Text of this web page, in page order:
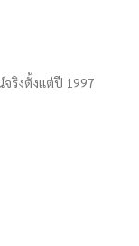
จริงตั้งแต่ปี 1997